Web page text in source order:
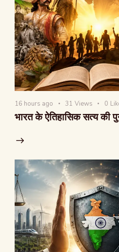
16 hours ago 31 Views 0
भारत के ऐतिहासिक सत्य की